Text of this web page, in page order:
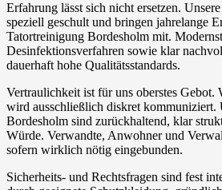
Erfahrung lässt sich nicht ersetzen.
speziell geschult und bringen jahrelange
Tatortreinigung Bordesholm mit.
Desinfektionsverfahren sowie klar
dauerhaft hohe Qualitätsstandards.
Vertraulichkeit ist für uns oberstes Gebot.
wird ausschließlich diskret kommuniziert.
Bordesholm sind zurückhaltend, klar
Würde. Verwandte, Anwohner und
sofern wirklich nötig eingebunden.
Sicherheits- und Rechtsfragen sind fest